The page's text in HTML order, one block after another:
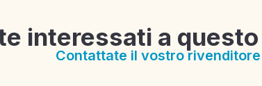
interessati a
Contattate il vostro rivenditore